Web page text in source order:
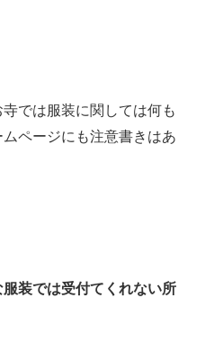
では服装に関しては何も
ページにも注意書きはあ
装では受付てくれない所